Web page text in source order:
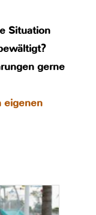
Situation
gerne
eigenen